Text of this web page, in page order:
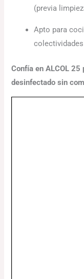
(previa
Apto para
Confía en ALCOL
desinfectado sin